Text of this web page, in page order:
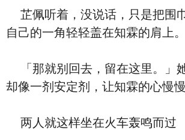
芷佩听着，没说话，只是把围
自己的一角轻轻盖在知霖的肩上。
「那就别回去，留在这里。」
却像一剂安定剂，让知霖的心慢慢
两人就这样坐在火车轰鸣而过